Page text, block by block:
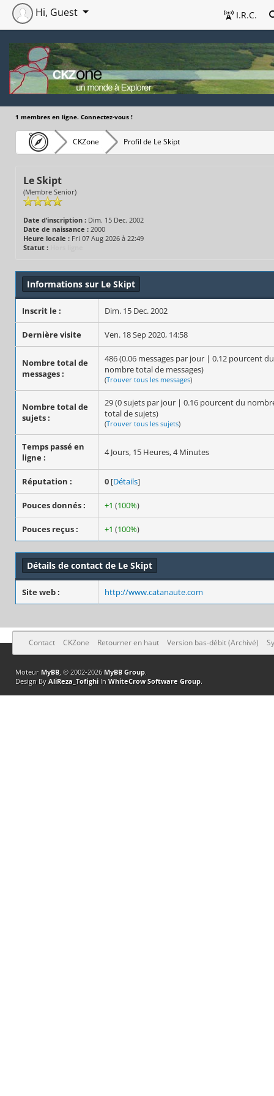
I.R.C.
Hi, Guest
1 membres en ligne. Connectez-vous !
CKZone Profil de Le Skipt
Le Skipt
(Membre Senior)
Date d’inscription : Dim. 15 Dec. 2002
Date de naissance : 2000
Heure locale : Fri 07 Aug 2026 à 22:49
Statut :
Informations sur Le Skipt
Inscrit le : Dim. 15 Dec. 2002
Dernière visite Ven. 18 Sep 2020, 14:58
Nombre total de
messages :
486 (0.06 messages par jour | 0.12 pourcent du
nombre total de messages)
(Trouver tous les messages)
Nombre total de
sujets :
29 (0 sujets par jour | 0.16 pourcent du
total de sujets)
(Trouver tous les sujets)
Temps passé en
ligne :
4 Jours, 15 Heures, 4 Minutes
Réputation : 0 [Détails]
Pouces donnés : +1 (100%)
Pouces reçus : +1 (100%)
Détails de contact de Le Skipt
Site web : http://www.catanaute.com
Contact CKZone Retourner en haut Version bas-débit (Archivé)
Moteur MyBB, © 2002-2026 MyBB Group.
Design By AliReza_TofighiIn WhiteCrow Software Group.